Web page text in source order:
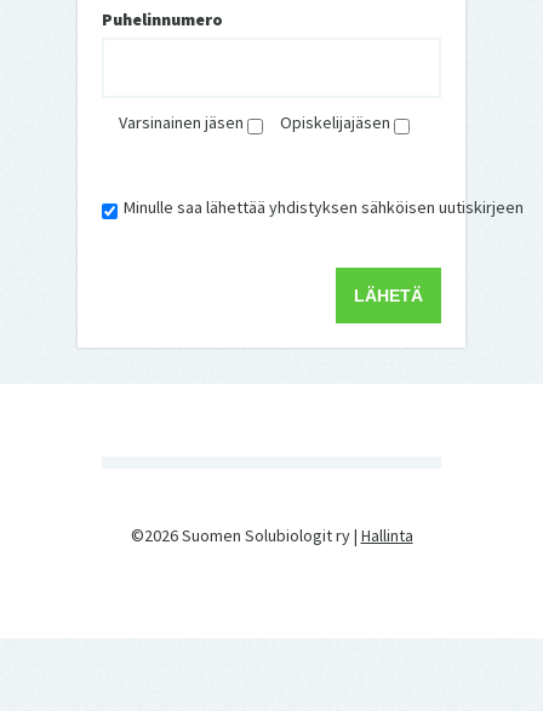
Puhelinnumero
Varsinainen jäsen Opiskelijajäsen
Minulle saa lähettää yhdistyksen sähköisen uutiskirjeen
©2026 Suomen Solubiologit ry | Hallinta